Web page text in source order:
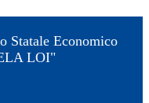
Statale Economico
LOI"